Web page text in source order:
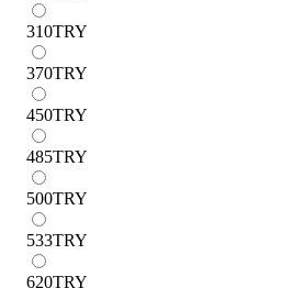
310TRY
370TRY
450TRY
485TRY
500TRY
533TRY
620TRY